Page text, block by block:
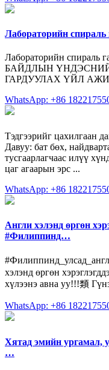
Лабораторийн
Лабораторийн
БАЙДЛЫН
ГАРДУУЛАХ ҮЙЛ
WhatsApp: +86
Тэдгээрийг цахилгаан
Давуу: бат бөх,
тусгаарлагчаас илүү
цаг агаарын эрс ...
WhatsApp: +86
Англи хэлэнд өргөн
#Филиппинд…
хэлэнд өргөн
хүлээнэ авна уу!!!類
WhatsApp: +86
Хятад эмийн ургамал,
…